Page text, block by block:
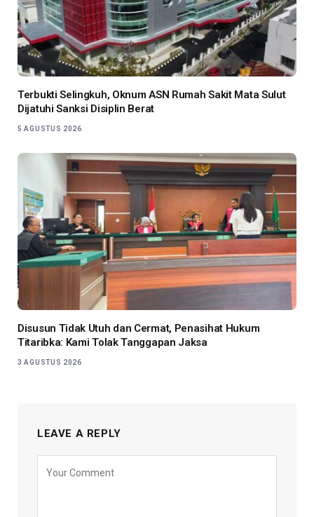
Terbukti Selingkuh, Oknum ASN Rumah Sakit Mata Sulut
Dijatuhi Sanksi Disiplin Berat
5 AGUSTUS 2026
Disusun Tidak Utuh dan Cermat, Penasihat Hukum
Titaribka: Kami Tolak Tanggapan Jaksa
3 AGUSTUS 2026
LEAVE A REPLY